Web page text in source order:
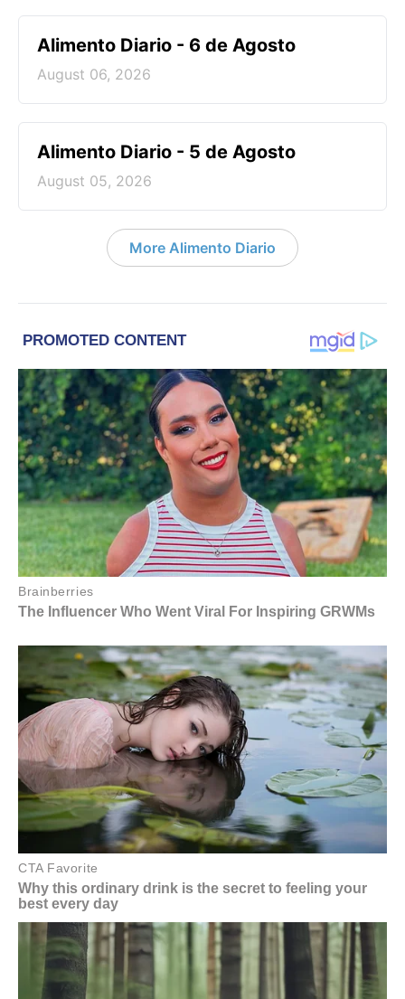
Alimento Diario - 6 de Agosto
August 06, 2026
Alimento Diario - 5 de Agosto
August 05, 2026
More Alimento Diario